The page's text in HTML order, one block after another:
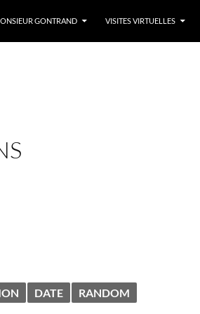
GONTRAND
VISITES VIRTUELLES
DATE RANDOM